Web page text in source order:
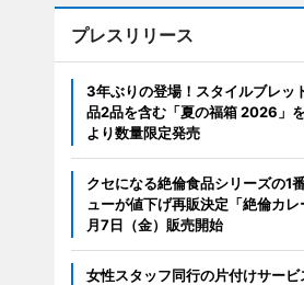
プレスリリース
3年ぶりの登場！スタイルブレッ
品2品を含む「夏の福箱 2026」
より数量限定発売
クセになる絶倫食品シリーズの1
ューが値下げ再販決定「絶倫カ
月7日（金）販売開始
女性スタッフ同行の片付けサービ